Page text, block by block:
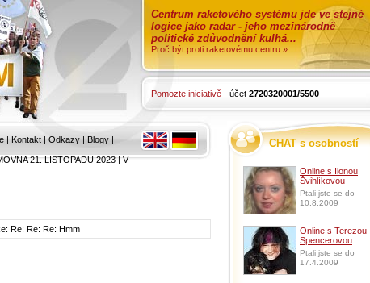
Centrum raketového systému jde ve stejné
logice jako radar - jeho mezinárodně
politické zdůvodnění kulhá...
Proč být proti raketovému centru »
Pomozte iniciativě - účet 2720320001/5500
| Kontakt | Odkazy | Blogy |
21. LISTOPADU 2023|V
Re: Re: Re: Hmm
CHAT s osobností
Online s Ilonou
Švihlíkovou
Ptali jste se do
10.8.2009
Online s Terezou
Spencerovou
Ptali jste se do
17.4.2009